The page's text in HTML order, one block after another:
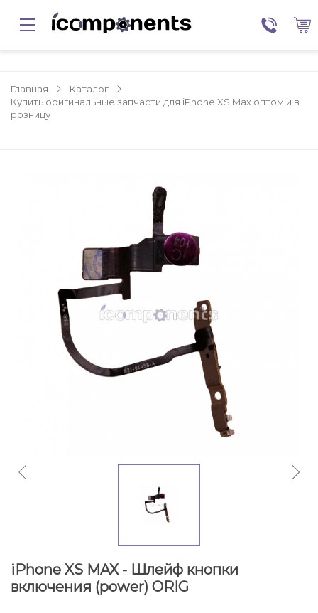
Главная
Каталог
Купить оригинальные запчасти для iPhone XS Max оптом и в
розницу
iPhone XS MAX - Шлейф кнопки
включения (power) ORIG